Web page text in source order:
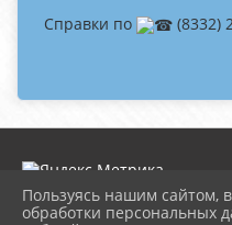
Справки по
(8332)
Пользуясь нашим сайтом,
обработки персональных